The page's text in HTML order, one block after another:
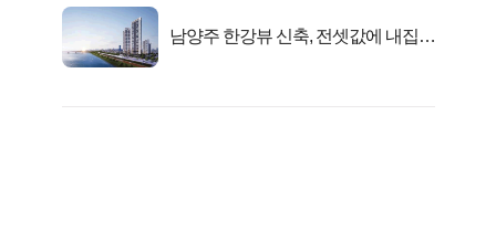
남양주 한강뷰 신축, 전셋값에 내집마